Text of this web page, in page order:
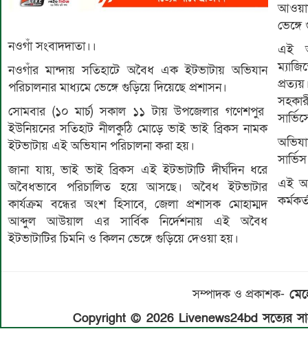
নওগাঁ সংবাদদাতা।।
নওগাঁর মান্দায় সতিহাটে অবৈধ এক ইটভাটায় অভিযান
পরিচালনার মাধ্যমে ভেঙ্গে গুড়িয়ে দিয়েছে প্রশাসন।
সোমবার (১০ মার্চ) সকাল ১১ টায় উপজেলার গণেশপুর
ইউনিয়নের সতিহাট নীলকুঠি মোড়ে ভাই ভাই ব্রিকস নামক
ইটভাটায় এই অভিযান পরিচালনা করা হয়।
জানা যায়, ভাই ভাই ব্রিকস এই ইটভাটাটি দীর্ঘদিন ধরে
অবৈধভাবে পরিচালিত হয়ে আসছে। অবৈধ ইটভাটার
কার্যক্রম বন্ধের অংশ হিসাবে, জেলা প্রশাসক মোহাম্মদ
আব্দুল আউয়াল এর সার্বিক নির্দেশনায় এই অবৈধ
ইটভাটাটির চিমনি ও কিলন ভেঙ্গে গুড়িয়ে দেওয়া হয়।
এই
এই
সম্পাদক ও প্রকাশক-
Copyright © 2026 Livenews24bd সত্যের